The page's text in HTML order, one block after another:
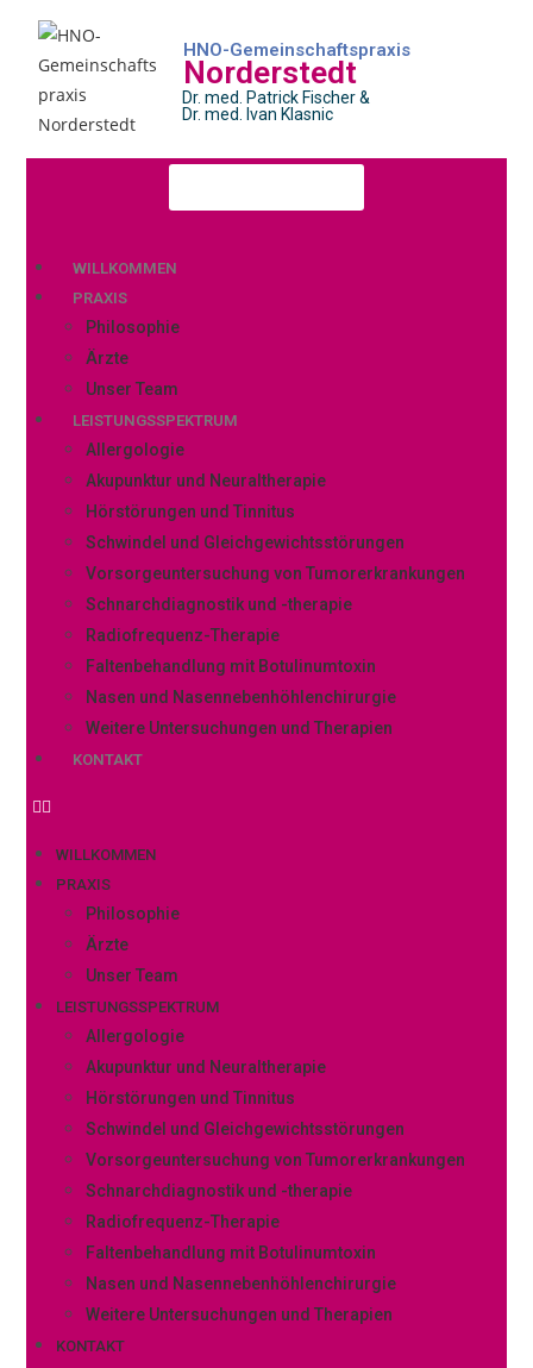
HNO-Gemeinschaftspraxis
Norderstedt
Dr. med. Patrick Fischer &
Dr. med. Ivan Klasnic
WILLKOMMEN
PRAXIS
Philosophie
Ärzte
Unser Team
LEISTUNGSSPEKTRUM
Allergologie
Akupunktur und Neuraltherapie
Hörstörungen und Tinnitus
Schwindel und Gleichgewichtsstörungen
Vorsorgeuntersuchung von Tumorerkrankungen
Schnarchdiagnostik und -therapie
Radiofrequenz-Therapie
Faltenbehandlung mit Botulinumtoxin
Nasen und Nasennebenhöhlenchirurgie
Weitere Untersuchungen und Therapien
KONTAKT
WILLKOMMEN
PRAXIS
Philosophie
Ärzte
Unser Team
LEISTUNGSSPEKTRUM
Allergologie
Akupunktur und Neuraltherapie
Hörstörungen und Tinnitus
Schwindel und Gleichgewichtsstörungen
Vorsorgeuntersuchung von Tumorerkrankungen
Schnarchdiagnostik und -therapie
Radiofrequenz-Therapie
Faltenbehandlung mit Botulinumtoxin
Nasen und Nasennebenhöhlenchirurgie
Weitere Untersuchungen und Therapien
KONTAKT